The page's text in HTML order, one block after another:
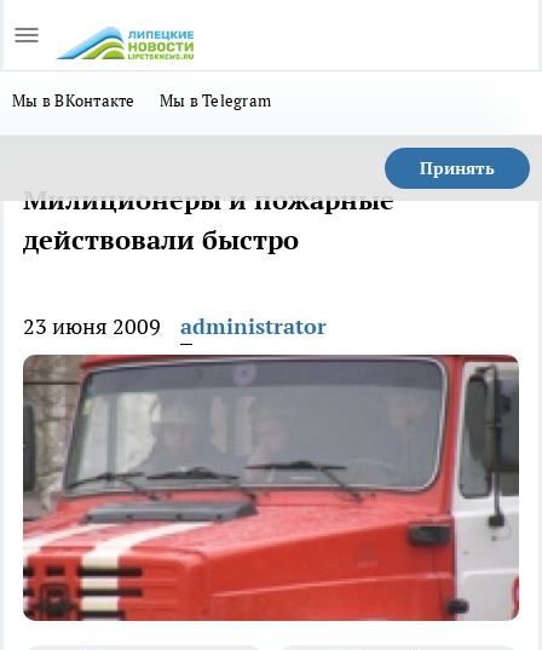
Мы в ВКонтакте Мы в Telegram
Принять
Милиционеры и пожарные
действовали быстро
23 июня 2009 administrator